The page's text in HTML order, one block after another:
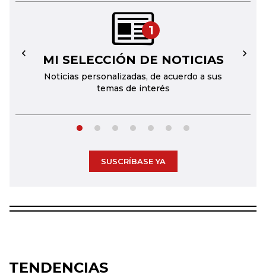
1
MI SELECCIÓN DE NOTICIAS
Noticias personalizadas, de acuerdo a sus
temas de interés
← →
SUSCRÍBASE YA
TENDENCIAS